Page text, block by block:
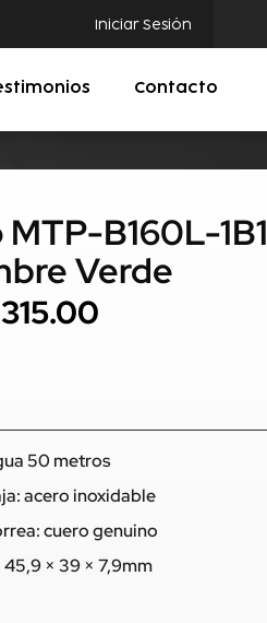
Iniciar Sesión
Contacto
MTP-B160L-1B1
Verde
315.00
50 metros
acero inoxidable
cuero genuino
45,9 × 39 × 7,9mm